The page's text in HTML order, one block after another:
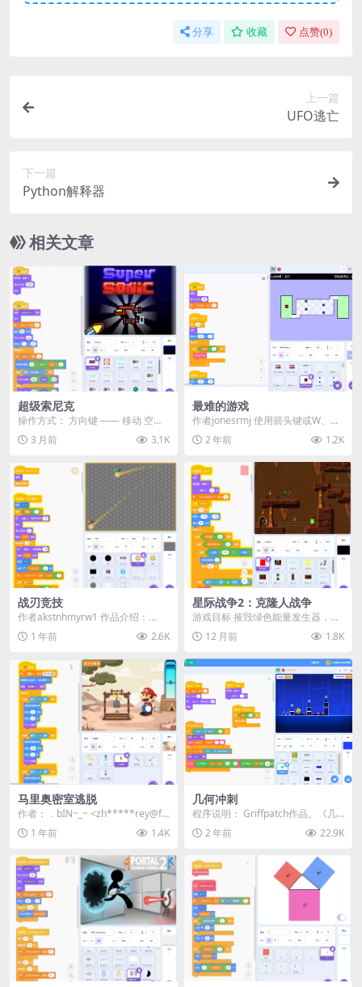
分享 收藏 点赞(0)
上一篇
UFO逃亡
下一篇
Python解释器
相关文章
超级索尼克
操作方式： 方向键 —— 移动 空
格 —— 射击 游戏玩法： 躲避导弹
收集强化...
3 月前 3.1K
最难的游戏
作者jonesrmj 使用箭头键或W、
A、S、D键来移动红色方块。当你
点击“开始...
2 年前 1.2K
战刃竞技
作者akstnhmyrw1 作品介绍：
《战刃竞技》是一款竞技对战游
戏，玩家可以...
1 年前 2.6K
星际战争2：克隆人战争
游戏目标 摧毁绿色能量发生器，才
能开启大门。 操作说明 方向键：移
动 A 或 空...
12 月前 1.8K
马里奥密室逃脱
作者：．bIN~_~ <zh*****rey@fo
xmail.com>...
1 年前 1.4K
几何冲刺
程序说明： Griffpatch作品。《几
何冲刺》是一款基于Scratch平台
开...2 年前 22.9K